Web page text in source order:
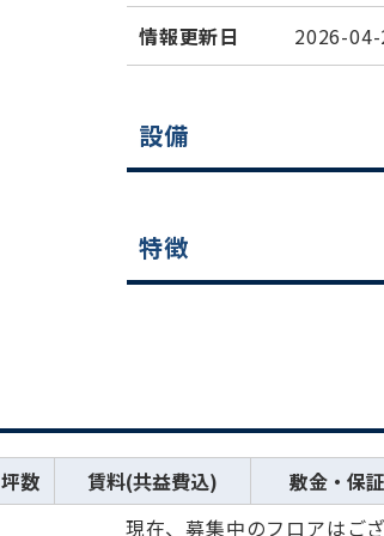
情報更新日 2026-04-
設備
特徴
坪数 賃料(共益費込) 敷金・保
現在、募集中のフロアはござ